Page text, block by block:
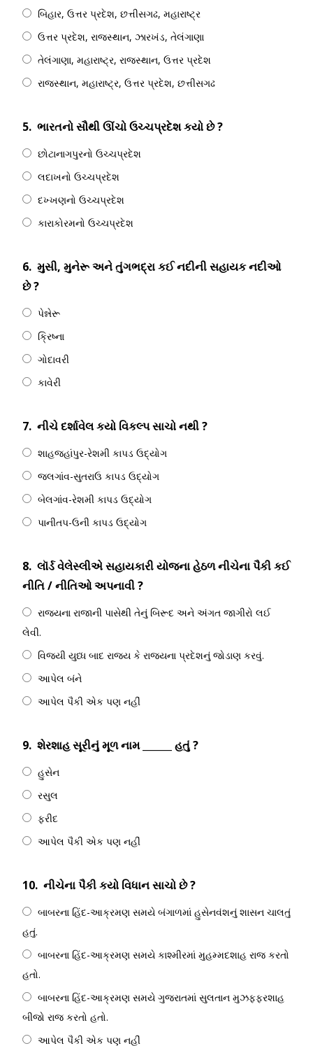
બિહાર, ઉત્તર પ્રદેશ, છત્તીસગઢ, મહારાષ્ટ્ર
ઉત્તર પ્રદેશ, રાજસ્થાન, ઝારખંડ, તેલંગાણા
તેલંગાણા, મહારાષ્ટ્ર, રાજસ્થાન, ઉત્તર પ્રદેશ
રાજસ્થાન, મહારાષ્ટ્ર, ઉત્તર પ્રદેશ, છત્તીસગઢ
5. ભારતનો સૌથી ઊંચો ઉચ્ચપ્રદેશ કયો છે ?
છોટાનાગપુરનો ઉચ્ચપ્રદેશ
લદાખનો ઉચ્ચપ્રદેશ
દખ્ખણનો ઉચ્ચપ્રદેશ
કારાકોરમનો ઉચ્ચપ્રદેશ
6. મુસી, મુનેરૂ અને તુંગભદ્રા કઈ નદીની સહાયક નદીઓ
છે ?
પેન્નેરૂ
ક્રિષ્ના
ગોદાવરી
કાવેરી
7. નીચે દર્શાવેલ કયો વિકલ્પ સાચો નથી ?
શાહજહાંપુર-રેશમી કાપડ ઉદ્યોગ
જલગાંવ-સુતરાઉ કાપડ ઉદ્યોગ
બેલગાંવ-રેશમી કાપડ ઉદ્યોગ
પાનીતપ-ઉની કાપડ ઉદ્યોગ
8. લૉર્ડ વેલેસ્લીએ સહાયકારી યોજના હેઠળ નીચેના પૈકી કઈ
નીતિ / નીતિઓ અપનાવી ?
રાજ્યના રાજાની પાસેથી તેનું બિરૂદ અને અંગત જાગીરો લઈ
લેવી.
વિજયી યુધ્ધ બાદ રાજ્ય કે રાજ્યના પ્રદેશનું જોડાણ કરવું.
આપેલ બંને
આપેલ પૈકી એક પણ નહીં
9. શેરશાહ સૂરીનું મૂળ નામ ______ હતું ?
હુસેન
રસુલ
ફરીદ
આપેલ પૈકી એક પણ નહીં
10. નીચેના પૈકી કયો વિધાન સાચો છે ?
બાબરના હિંદ-આક્રમણ સમયે બંગાળમાં હુસેનવંશનું શાસન ચાલતું
હતું.
બાબરના હિંદ-આક્રમણ સમયે કાશ્મીરમાં મુહમ્મદશાહ રાજ કરતો
હતો.
બાબરના હિંદ-આક્રમણ સમયે ગુજરાતમાં સુલતાન મુઝફ્ફરશાહ
બીજો રાજ કરતો હતો.
આપેલ પૈકી એક પણ નહીં